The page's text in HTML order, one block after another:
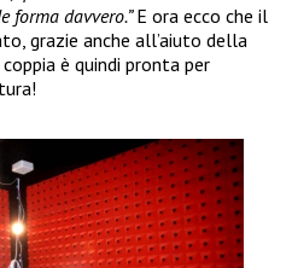
forma davvero.”E ora ecco che il
grazie anche all’aiuto della
è quindi pronta per